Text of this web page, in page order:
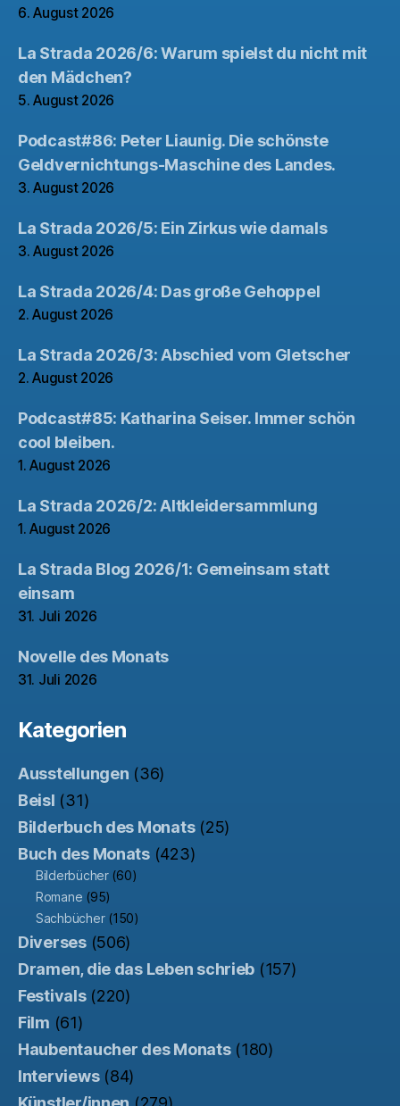
6. August 2026
La Strada 2026/6: Warum spielst du nicht mit
den Mädchen?
5. August 2026
Podcast#86: Peter Liaunig. Die schönste
Geldvernichtungs-Maschine des Landes.
3. August 2026
La Strada 2026/5: Ein Zirkus wie damals
3. August 2026
La Strada 2026/4: Das große Gehoppel
2. August 2026
La Strada 2026/3: Abschied vom Gletscher
2. August 2026
Podcast#85: Katharina Seiser. Immer schön
cool bleiben.
1. August 2026
La Strada 2026/2: Altkleidersammlung
1. August 2026
La Strada Blog 2026/1: Gemeinsam statt
einsam
31. Juli 2026
Novelle des Monats
31. Juli 2026
Kategorien
Ausstellungen (36)
Beisl (31)
Bilderbuch des Monats(25)
Buch des Monats(423)
Bilderbücher(60)
Romane (95)
Sachbücher(150)
Diverses(506)
Dramen, die das Leben schrieb (157)
Festivals(220)
Film (61)
Haubentaucher des Monats(180)
Interviews(84)